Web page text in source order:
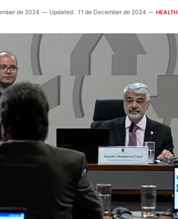
de 2024 Updated: 11 de December de 2024 HEALTH